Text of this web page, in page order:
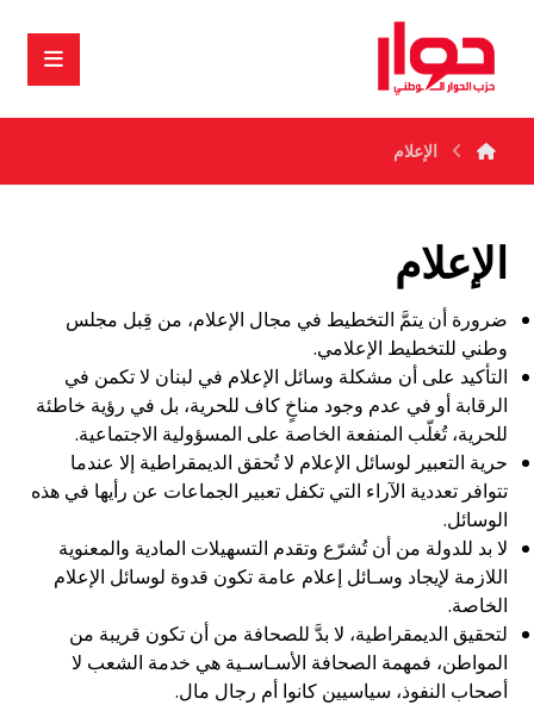
الإعلام
الإعلام
ضرورة أن يتمَّ التخطيط في مجال الإعلام، من قِبل مجلس
وطني للتخطيط الإعلامي.
التأكيد على أن مشكلة وسائل الإعلام في لبنان لا تكمن في
الرقابة أو في عدم وجود مناخٍ كاف للحرية، بل في رؤية خاطئة
للحرية، تُغلّب المنفعة الخاصة على المسؤولية الاجتماعية.
حرية التعبير لوسائل الإعلام لا تُحقق الديمقراطية إلا عندما
تتوافر تعددية الآراء التي تكفل تعبير الجماعات عن رأيها في هذه
الوسائل.
لا بد للدولة من أن تُشرّع وتقدم التسهيلات المادية والمعنوية
اللازمة لإيجاد وسـائل إعلام عامة تكون قدوة لوسائل الإعلام
الخاصة.
لتحقيق الديمقراطية، لا بدَّ للصحافة من أن تكون قريبة من
المواطن، فمهمة الصحافة الأسـاسـية هي خدمة الشعب لا
أصحاب النفوذ، سياسيين كانوا أم رجال مال.